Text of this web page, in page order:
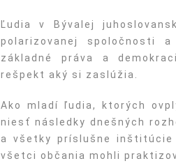
Ľudia v Bývalej
polarizovanej spoločnosti
základné práva a
rešpekt aký si zaslúžia.
Ako mladí ľudia, ktorých
niesť následky dnešných
a všetky príslušne inštitúcie
všetci občania mohli